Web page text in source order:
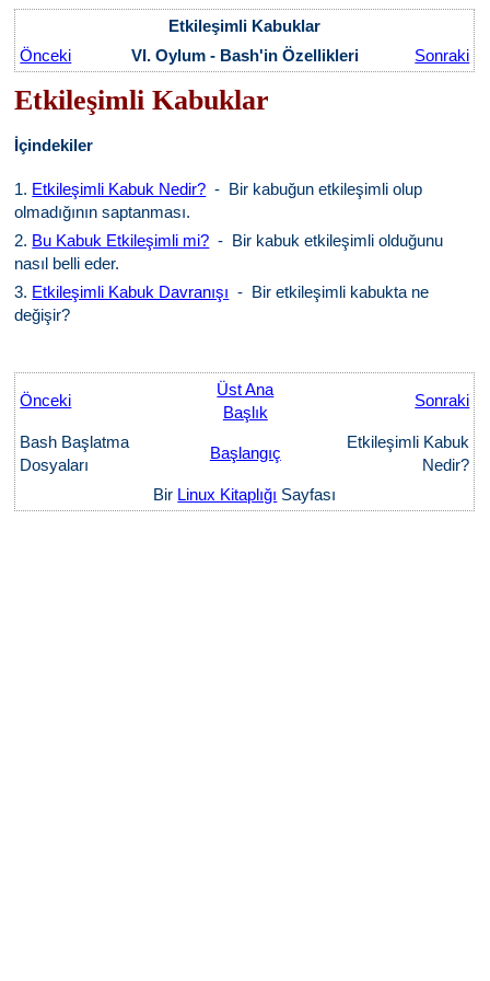
Etkileşimli Kabuklar
Önceki
VI. Oylum - Bash'in Özellikleri Sonraki
Etkileşimli Kabuklar
İçindekiler
1. Etkileşimli Kabuk Nedir? - Bir kabuğun etkileşimli olup
olmadığının saptanması.
2. Bu Kabuk Etkileşimli mi? - Bir kabuk etkileşimli olduğunu
nasıl belli eder.
3. Etkileşimli Kabuk Davranışı - Bir etkileşimli kabukta ne
değişir?
Önceki
Üst Ana
Başlık
Sonraki
Bash Başlatma
Dosyaları
Başlangıç
Etkileşimli Kabuk
Nedir?
Bir Linux Kitaplığı Sayfası